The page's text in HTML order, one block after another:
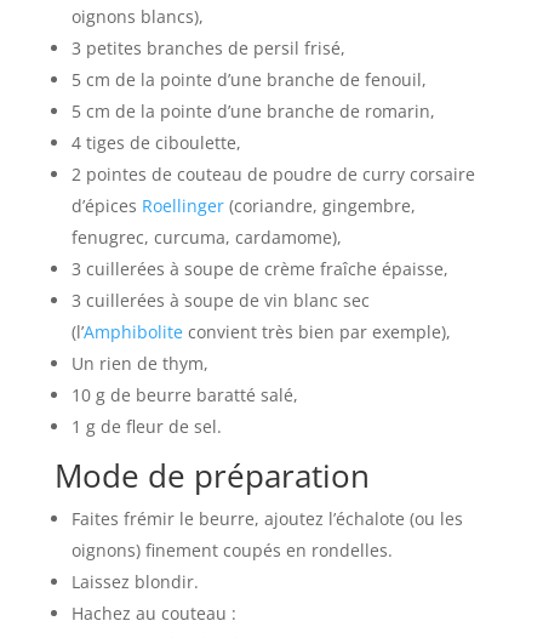
oignons blancs),
3 petites branches de persil frisé,
5 cm de la pointe d’une branche de fenouil,
5 cm de la pointe d’une branche de romarin,
4 tiges de ciboulette,
2 pointes de couteau de poudre de curry corsaire
d’épices Roellinger(coriandre, gingembre,
fenugrec, curcuma, cardamome),
3 cuillerées à soupe de crème fraîche épaisse,
3 cuillerées à soupe de vin blanc sec
(l’Amphiboliteconvient très bien par exemple),
Un rien de thym,
10 g de beurre baratté salé,
1 g de fleur de sel.
Mode de préparation
Faites frémir le beurre, ajoutez l’échalote (ou les
oignons) finement coupés en rondelles.
Laissez blondir.
Hachez au couteau :